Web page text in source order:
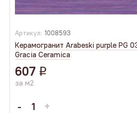
Артикул: 1008593
Керамогранит Arabeski purple PG
Gracia Ceramica
607 q
за м2